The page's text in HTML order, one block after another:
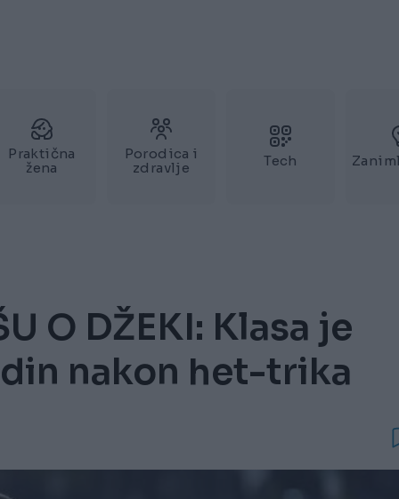
Praktična
žena
Porodica i
zdravlje
Tech
O DŽEKI: Klasa je
nakon het-trika